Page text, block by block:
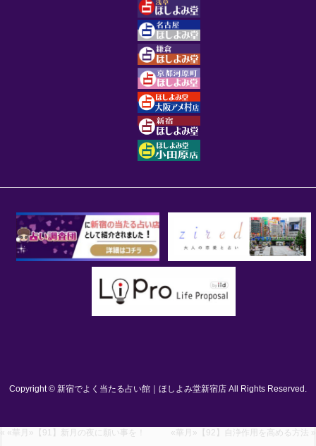
Copyright © 新宿でよく当たる占い館｜ほしよみ堂新宿店 All Rights Reserved.
« «華月»【91】新月の夜に願い事を！ «華月»【92】自浄作用を高める方法 »